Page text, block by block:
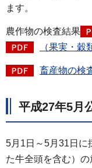
ます。
農作物の検査結果
（果実・穀
畜産物の検
平成27年5月
5月1日～5月31日に
た牛全頭を含む）